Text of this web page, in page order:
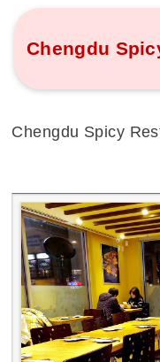
Chengdu
Chengdu Spicy